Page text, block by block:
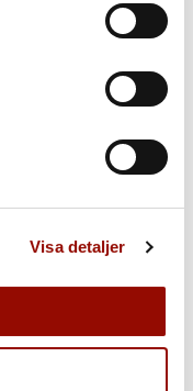
Visa detaljer